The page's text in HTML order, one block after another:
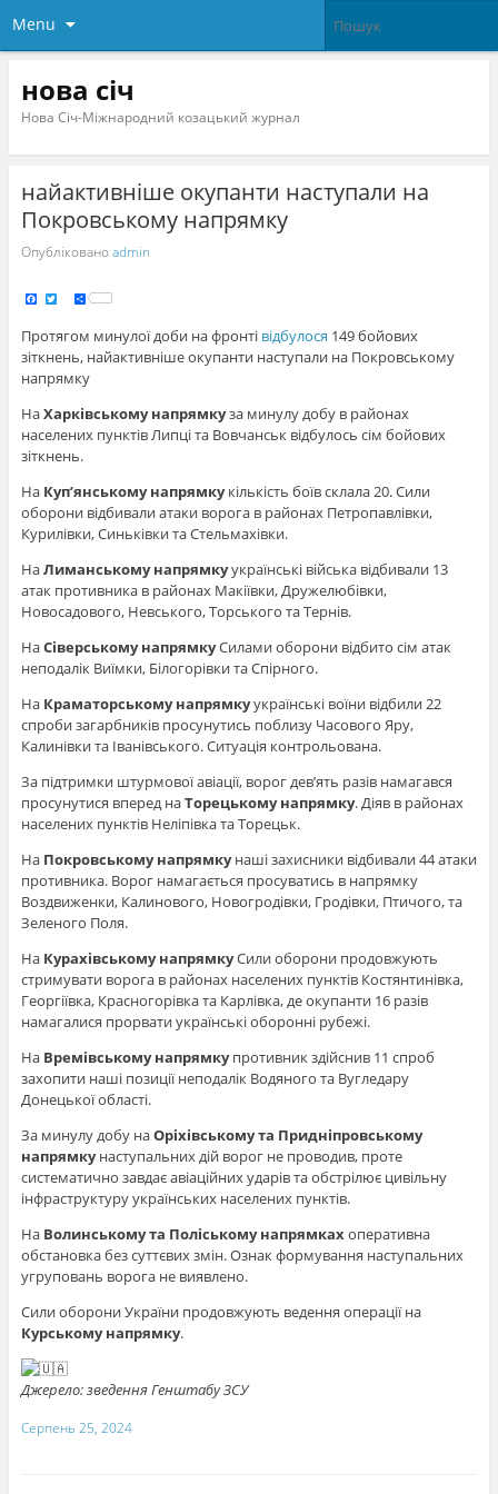
Menu
нова січ
Нова Січ-Міжнародний козацький журнал
найактивніше окупанти наступали на
Покровському напрямку
Опублікованоadmin
Fa
e
b
o
o
k
Tw
t
t
e
r
S
h
re
Протягом минулої доби на фронті відбулося 149 бойових
зіткнень, найактивніше окупанти наступали на Покровському
напрямку
НаХарківському напрямкуза минулу добу в районах
населених пунктів Липці та Вовчанськ відбулось сім бойових
зіткнень.
На Куп’янському напрямкукількість боїв склала 20. Сили
оборони відбивали атаки ворога в районах Петропавлівки,
Курилівки, Синьківки та Стельмахівки.
НаЛиманському напрямкуукраїнські війська відбивали 13
атак противника в районах Макіївки, Дружелюбівки,
Новосадового, Невського, Торського та Тернів.
НаСіверському напрямкуСилами оборони відбито сім атак
неподалік Виїмки, Білогорівки та Спірного.
На Краматорському напрямкуукраїнські воїни відбили 22
спроби загарбників просунутись поблизу Часового Яру,
Калинівки та Іванівського. Ситуація контрольована.
За підтримки штурмової авіації, ворог дев’ять разів намагався
просунутися вперед наТорецькому напрямку. Діяв в районах
населених пунктів Неліпівка та Торецьк.
На Покровському напрямкунаші захисники відбивали 44 атаки
противника. Ворог намагається просуватись в напрямку
Воздвиженки, Калинового, Новогродівки, Гродівки, Птичого, та
Зеленого Поля.
На Курахівському напрямкуСили оборони продовжують
стримувати ворога в районах населених пунктів Костянтинівка,
Георгіївка, Красногорівка та Карлівка, де окупанти 16 разів
намагалися прорвати українські оборонні рубежі.
На Времівському напрямкупротивник здійснив 11 спроб
захопити наші позиції неподалік Водяного та Вугледару
Донецької області.
За минулу добу наОріхівському та Придніпровському
напрямкунаступальних дій ворог не проводив, проте
систематично завдає авіаційних ударів та обстрілює цивільну
інфраструктуру українських населених пунктів.
На Волинському та Поліському напрямкахоперативна
обстановка без суттєвих змін. Ознак формування наступальних
угруповань ворога не виявлено.
Сили оборони України продовжують ведення операції на
Курському напрямку.
Джерело: зведення Генштабу ЗСУ
Серпень 25, 2024